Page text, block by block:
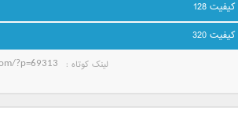
128
320
لینک کوتاه‌ :